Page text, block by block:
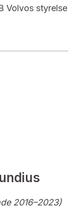
Volvos styrelse
2016–2023)